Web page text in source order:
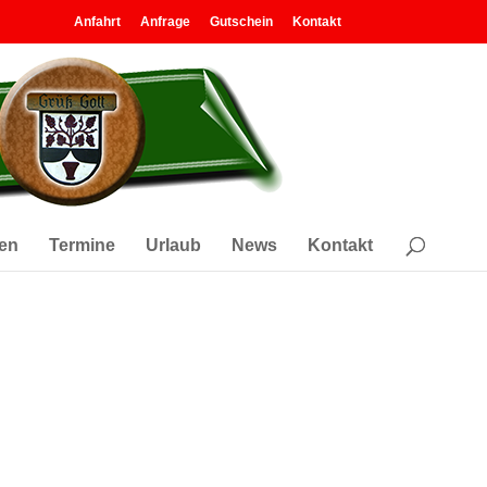
Anfahrt Anfrage Gutschein Kontakt
Termine Urlaub News Kontakt